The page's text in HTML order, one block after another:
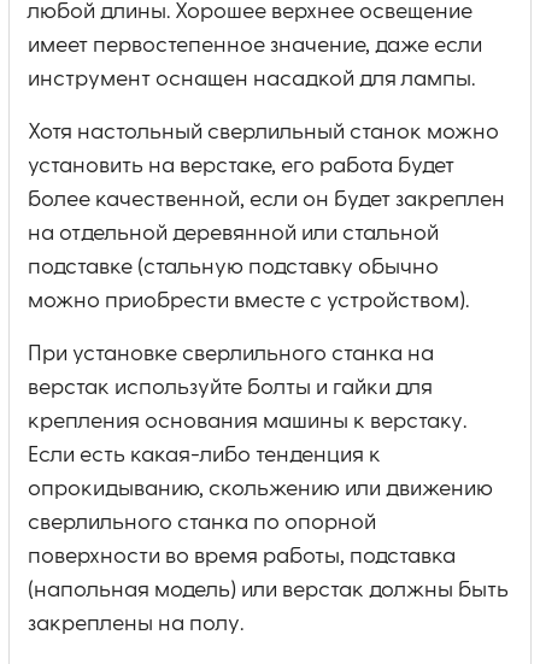
любой длины. Хорошее верхнее освещение
имеет первостепенное значение, даже если
инструмент оснащен насадкой для лампы.
Хотя настольный сверлильный станок можно
установить на верстаке, его работа будет
более качественной, если он будет закреплен
на отдельной деревянной или стальной
подставке (стальную подставку обычно
можно приобрести вместе с устройством).
При установке сверлильного станка на
верстак используйте болты и гайки для
крепления основания машины к верстаку.
Если есть какая-либо тенденция к
опрокидыванию, скольжению или движению
сверлильного станка по опорной
поверхности во время работы, подставка
(напольная модель) или верстак должны быть
закреплены на полу.